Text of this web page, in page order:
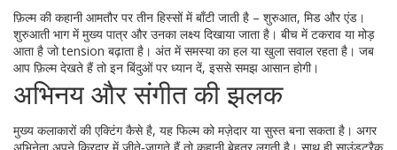
फ़िल्म की कहानी आमतौर पर तीन हिस्सों में बाँटी जाती है – शुरुआत, मिड और एंड।
शुरुआती भाग में मुख्य पात्र और उनका लक्ष्य दिखाया जाता है। बीच में टकराव या मोड़
आता है जो tension बढ़ाता है। अंत में समस्या का हल या खुला सवाल रहता है। जब
आप फ़िल्म देखते हैं तो इन बिंदुओं पर ध्यान दें, इससे समझ आसान होगी।
अभिनय और संगीत की झलक
मुख्य कलाकारों की एक्टिंग कैसे है, यह फिल्म को मज़ेदार या सुस्त बना सकता है। अगर